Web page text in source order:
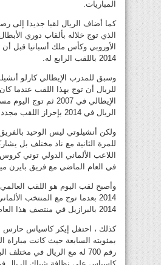
المباريات.
الذي توج خلاله بألقاب دوري
الأوروبي وكأس ملك أسبانيا قبل
2014 باللقب الرابع له.
وسبق للمدرب الإيطالي كارلو
للريال أن توج بهذا اللقب عندما
الإيطالي في 2007 ثم توج
الريال في 2014 بإحراز اللقب مجددا.
ولكن أنشيلوتي ليس الوحيد
للمرة الثانية مع ناد مختلف بل
اللاعب الألماني الدولي توني
في العام الماضي مع فريق بايرن
وأصبح لقب اليوم هو اللقب
2014 بعدما توج مع المنتخب
2014 بالبرازيل في منتصف هذا العام.
كذلك ، احتفل إيكر كاسياس حارس
بمئويته السابعة حيث كانت مباراة
رقم 700 له مع الريال في